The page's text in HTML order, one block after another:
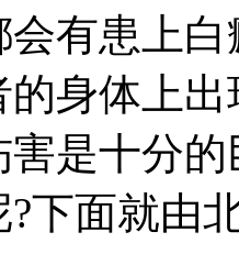
会有患上
的身体上
害是十分
下面就由